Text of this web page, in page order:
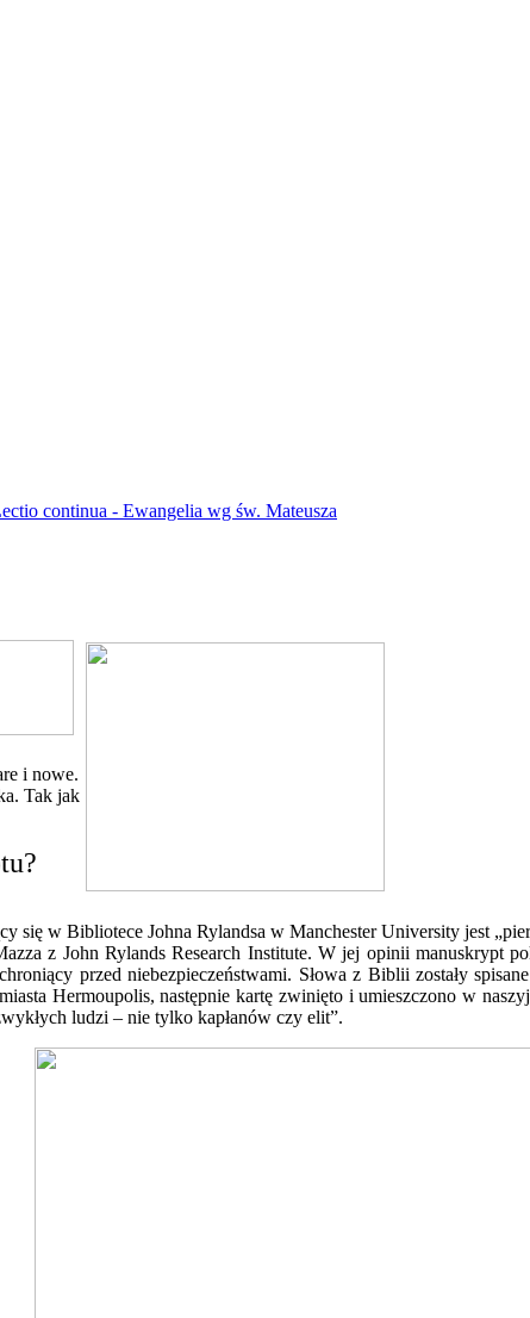
continua - Ewangelia wg św. Mateusza
i nowe.
Tak jak
się w Bibliotece Johna Rylandsa w Manchester University jest
z John Rylands Research Institute. W jej opinii manuskrypt
przed niebezpieczeństwami. Słowa z Biblii zostały
Hermoupolis, następnie kartę zwinięto i umieszczono w
ludzi – nie tylko kapłanów czy elit”.